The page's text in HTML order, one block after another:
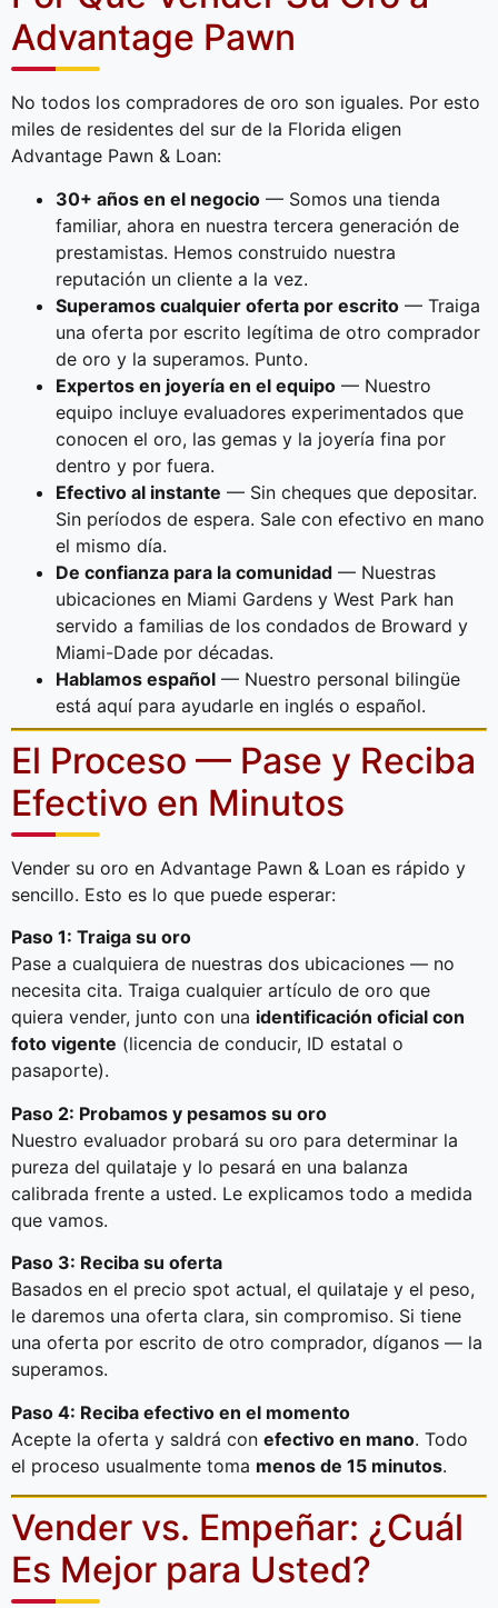
Advantage Pawn
No todos los compradores de oro son iguales. Por esto
miles de residentes del sur de la Florida eligen
Advantage Pawn & Loan:
30+ años en el negocio — Somos una tienda
familiar, ahora en nuestra tercera generación de
prestamistas. Hemos construido nuestra
reputación un cliente a la vez.
Superamos cualquier oferta por escrito — Traiga
una oferta por escrito legítima de otro comprador
de oro y la superamos. Punto.
Expertos en joyería en el equipo — Nuestro
equipo incluye evaluadores experimentados que
conocen el oro, las gemas y la joyería fina por
dentro y por fuera.
Efectivo al instante — Sin cheques que depositar.
Sin períodos de espera. Sale con efectivo en mano
el mismo día.
De confianza para la comunidad — Nuestras
ubicaciones en Miami Gardens y West Park han
servido a familias de los condados de Broward y
Miami-Dade por décadas.
Hablamos español — Nuestro personal bilingüe
está aquí para ayudarle en inglés o español.
El Proceso — Pase y Reciba
Efectivo en Minutos
Vender su oro en Advantage Pawn & Loan es rápido y
sencillo. Esto es lo que puede esperar:
Paso 1: Traiga su oro
Pase a cualquiera de nuestras dos ubicaciones — no
necesita cita. Traiga cualquier artículo de oro que
quiera vender, junto con una identificación oficial con
foto vigente (licencia de conducir, ID estatal o
pasaporte).
Paso 2: Probamos y pesamos su oro
Nuestro evaluador probará su oro para determinar la
pureza del quilataje y lo pesará en una balanza
calibrada frente a usted. Le explicamos todo a medida
que vamos.
Paso 3: Reciba su oferta
Basados en el precio spot actual, el quilataje y el peso,
le daremos una oferta clara, sin compromiso. Si tiene
una oferta por escrito de otro comprador, díganos — la
superamos.
Paso 4: Reciba efectivo en el momento
Acepte la oferta y saldrá con efectivo en mano. Todo
el proceso usualmente toma menos de 15 minutos.
Vender vs. Empeñar: ¿Cuál
Es Mejor para Usted?